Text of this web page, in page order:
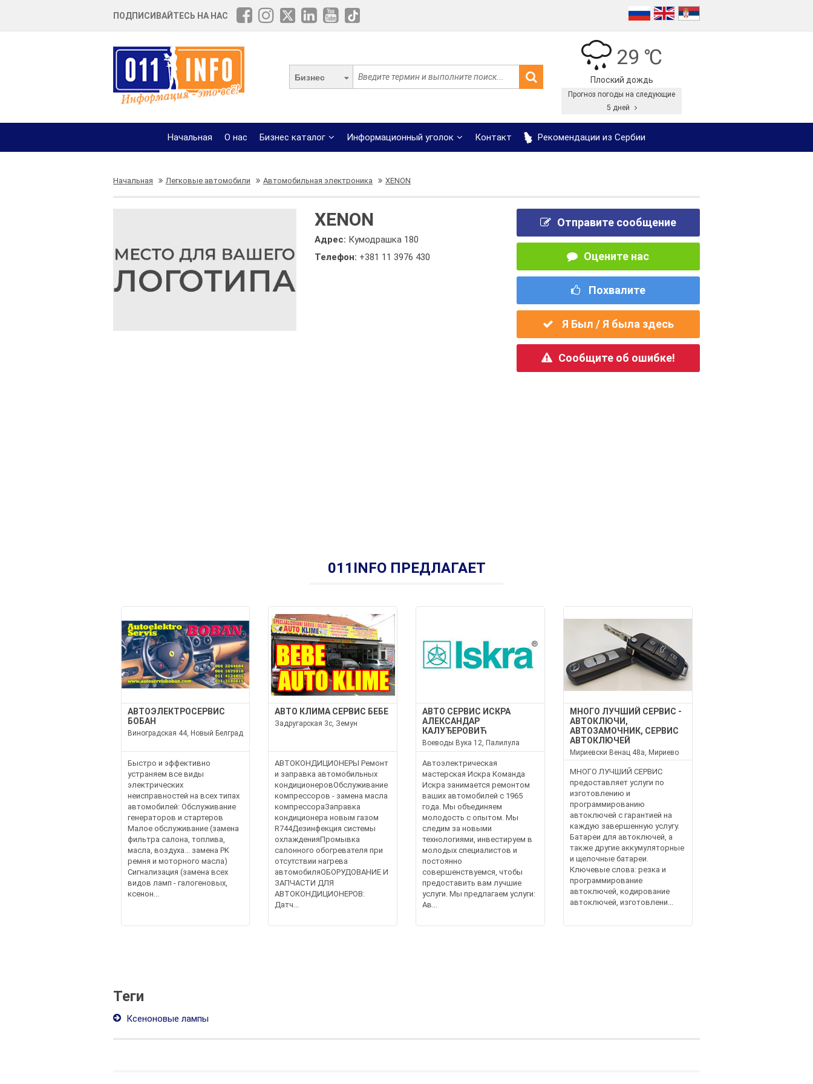
ПОДПИСИВАЙТЕСЬ НА НАС
Бизнес
29 ℃
Плоский дождь
Прогноз погоды на следующие
5 дней
Начальная О нас Бизнес каталог Информационный уголок Контакт Рекомендации из Сербии
Начальная Легковые автомобили Автомобильная электроника XENON
XENON
Адрес: Кумодрашка 180
Телефон: +381 11 3976 430
Отправите сообщение
Оцените нас
Похвалите
Я Был / Я была здесь
Сообщите об ошибке!
011INFO ПРЕДЛАГАЕТ
АВТОЭЛЕКТРОСЕРВИС
БОБАН
Виноградская 44, Новый Белград
Быстро и эффективно
устраняем все виды
электрических
неисправностей на всех типах
автомобилей: Обслуживание
генераторов и стартеров
Малое обслуживание (замена
фильтра салона, топлива,
масла, воздуха... замена PK
ремня и моторного масла)
Сигнализация (замена всех
видов ламп - галогеновых,
ксенон...
АВТО КЛИМА СЕРВИС БЕБЕ
Задругарская 3с, Земун
АВТОКОНДИЦИОНЕРЫ Ремонт
и заправка автомобильных
кондиционеровОбслуживание
компрессоров - замена масла
компрессораЗаправка
кондиционера новым газом
R744Дезинфекция системы
охлажденияПромывка
салонного обогревателя при
отсутствии нагрева
автомобиляОБОРУДОВАНИЕ И
ЗАПЧАСТИ ДЛЯ
АВТОКОНДИЦИОНЕРОВ:
Датч...
АВТО СЕРВИС ИСКРА
АЛЕКСАНДАР
КАЛУЂЕРОВИЋ
Воеводы Вука 12, Палилула
Автоэлектрическая
мастерская Искра Команда
Искра занимается ремонтом
ваших автомобилей с 1965
года. Мы объединяем
молодость с опытом. Мы
следим за новыми
технологиями, инвестируем в
молодых специалистов и
постоянно
совершенствуемся, чтобы
предоставить вам лучшие
услуги. Мы предлагаем услуги:
Ав...
МНОГО ЛУЧШИЙ СЕРВИС -
АВТОКЛЮЧИ,
АВТОЗАМОЧНИК, СЕРВИС
АВТОКЛЮЧЕЙ
Мириевски Венац 48а, Мириево
МНОГО ЛУЧШИЙ СЕРВИС
предоставляет услуги по
изготовлению и
программированию
автоключей с гарантией на
каждую завершенную услугу.
Батареи для автоключей, а
также другие аккумуляторные
и щелочные батареи.
Ключевые слова: резка и
программирование
автоключей, кодирование
автоключей, изготовлени...
Теги
Ксеноновые лампы